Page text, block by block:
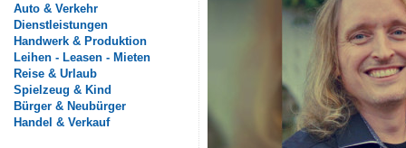
Auto & Verkehr
Dienstleistungen
Handwerk & Produktion
Leihen - Leasen - Mieten
Reise & Urlaub
Spielzeug & Kind
Bürger & Neubürger
Handel & Verkauf